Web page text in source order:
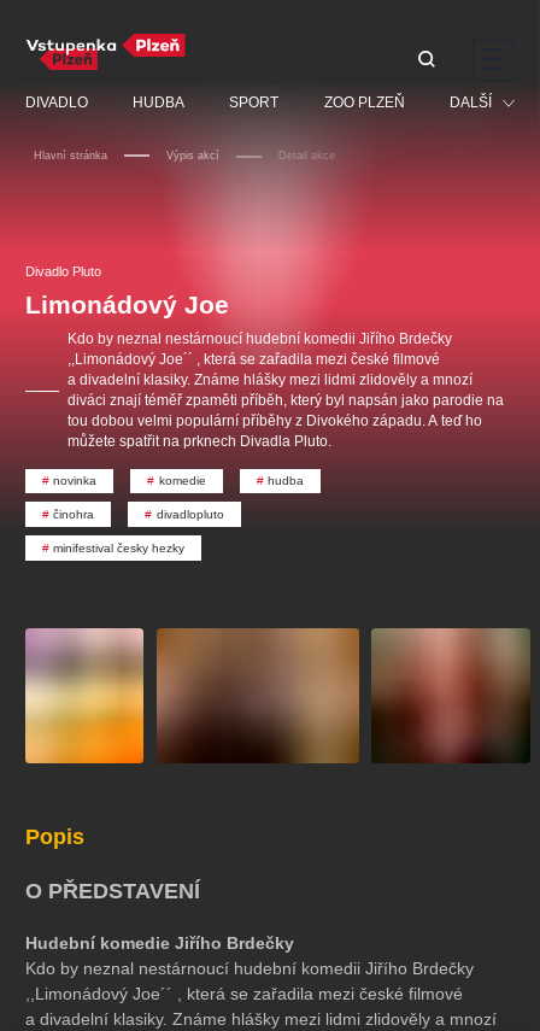
DIVADLO HUDBA SPORT ZOO PLZEŇ DALŠÍ
Pro děti
Kino
Hlavní stránka Výpis akcí Detail akce
Divadlo Pluto
Limonádový Joe
Kdo by neznal nestárnoucí hudební komedii Jiřího Brdečky
,,Limonádový Joe´´ , která se zařadila mezi české filmové
a divadelní klasiky. Známe hlášky mezi lidmi zlidověly a mnozí
diváci znají téměř zpaměti příběh, který byl napsán jako parodie na
tou dobou velmi populární příběhy z Divokého západu. A teď ho
můžete spatřit na prknech Divadla Pluto.
novinka komedie hudba
činohra divadlopluto
minifestival česky hezky
Popis
O PŘEDSTAVENÍ
Hudební komedie Jiřího Brdečky
Kdo by neznal nestárnoucí hudební komedii Jiřího Brdečky
,,Limonádový Joe´´ , která se zařadila mezi české filmové
a divadelní klasiky. Známe hlášky mezi lidmi zlidověly a mnozí
Doporučujeme
JARO EVENT s.r.o.
Centrální rezervační
kancelář
Ostatní hledají
Nejnavštěvovanější
doporučujeme premiéra
koncert klasickáhudba